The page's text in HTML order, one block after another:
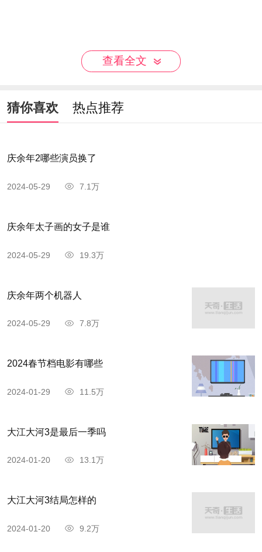
查看全文
猜你喜欢 热点推荐
庆余年2哪些演员换了
2024-05-29 7.1万
庆余年太子画的女子是谁
2024-05-29 19.3万
庆余年两个机器人
2024-05-29 7.8万
2024春节档电影有哪些
2024-01-29 11.5万
大江大河3是最后一季吗
2024-01-20 13.1万
大江大河3结局怎样的
2024-01-20 9.2万